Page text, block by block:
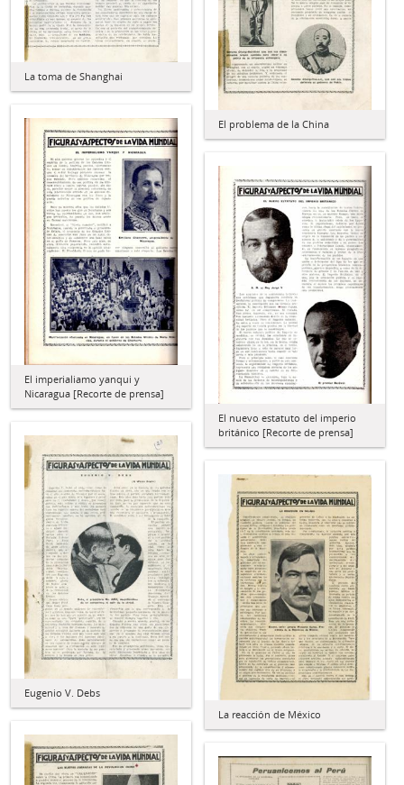
La toma de Shanghai
El problema de la China
El imperialiamo yanqui y
Nicaragua [Recorte de prensa]
El nuevo estatuto del imperio
británico [Recorte de prensa]
Eugenio V. Debs
La reacción de México